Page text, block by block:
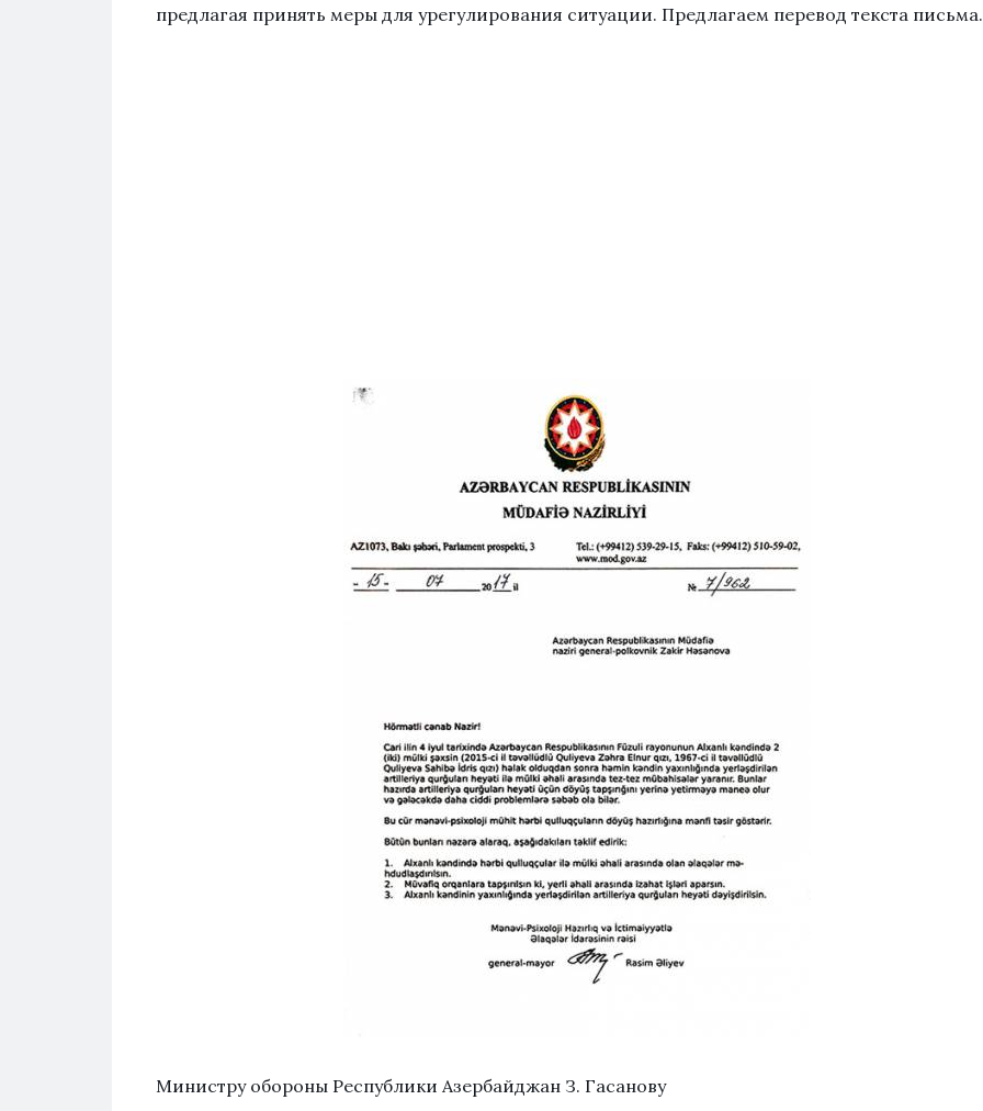
предлагая принять меры для урегулирования ситуации. Предлагаем перевод текста письма.
Министру обороны Республики Азербайджан З. Гасанову